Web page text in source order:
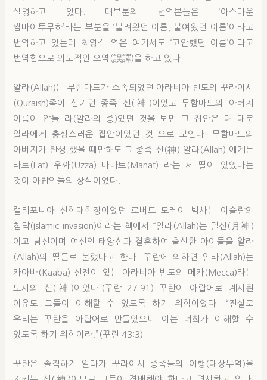
설명하고 있다. 대부분의 번역본들은 ‘아스마운
쌈마이투무하’라는 부분을 ‘불려왔던 이름, 붙여왔던 이름’이라고
번역하고 있는데 최영길 역은 여기서도 ‘고안했던 이름’이라고
번역함으로 의도적인 오역(誤譯)을 하고 있다.
알라(Allah)는 무함마드가 소속되었던 아라비아 반도의 꾸라이시
(Quraish)족이 섬기던 종족 신(神)이었고 무함마드의 아버지
이름이 압둘 라(알라의 종)였던 것을 보면 그 집안은 대 대로
알라에게 충성스러운 집안이었던 것 으로 보인다. 무함마드의
아버지가 탄생 했을 때만해도 그 종족 신(神) 알라(Allah) 에게는
라트(Lat) 우짜(Uzza) 마나트(Manat) 라는 세 딸이 있었다는
것이 아랍인들의 상식이었다.
캘리포니아 신학대학장이었던 로버트 모레이 박사는 이슬람의
침략(Islamic invasion)이라는 책에서 “알라(Allah)는 달신(月神)
이고 남신이며 여신인 태양신과 결혼하여 출산한 아이들을 알라
(Allah)의 딸들로 불렀다고 한다. 꾸란에 의하면 알라(Allah)는
카아바(Kaaba) 신전이 있는 아라비아 반도의 메카(Mecca)라는
도시의 신(神)이었다.(꾸란 27:91) 꾸란이 아랍어로 계시된
이유도 그들이 이해할 수 있도록 하기 위함이었다. “진실로
우리는 꾸란을 아랍어로 만들었으니 이는 너희가 이해할 수
있도록 하기 위함이라.”(꾸란 43:3)
꾸란은 솔직하게 알라가 꾸라이시 종족들의 여행(대상무역)을